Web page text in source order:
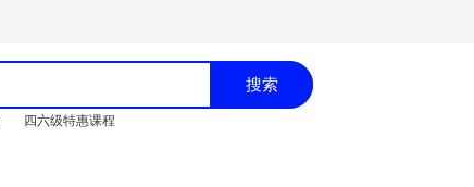
搜索
四六级特惠课程